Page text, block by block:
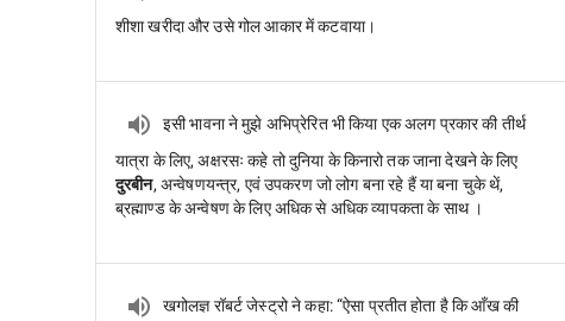
शीशा खरीदा और उसे गोल आकार में कटवाया।
इसी भावना ने मुझे अभिप्रेरित भी किया एक अलग प्रकार की तीर्थ
यात्रा के लिए, अक्षरसः कहे तो दुनिया के किनारो तक जाना देखने के लिए
दुरबीन, अन्वेषणयन्त्र, एवं उपकरण जो लोग बना रहे हैं या बना चुके थें,
ब्रह्माण्ड के अन्वेषण के लिए अधिक से अधिक व्यापकता के साथ ।
खगोलज्ञ रॉबर्ट जेस्ट्रो ने कहा: “ऐसा प्रतीत होता है कि आँख की